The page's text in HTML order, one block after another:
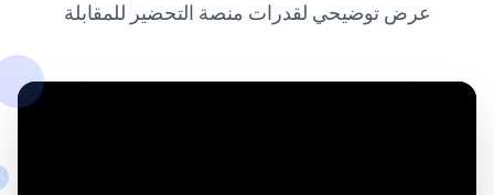
عرض توضيحي لقدرات منصة التحضير للمقابلة